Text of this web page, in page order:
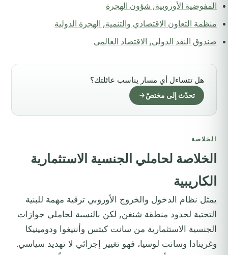
المفوضية الأوروبية, شؤون الهجرة
منظمة التعاون الاقتصادي والتنمية, الهجرة الدولية
صندوق النقد الدولي, الاقتصاد العالمي
هل تتساءل أي مسار يناسب عائلتك؟
تحدّث إلى مختصّ
الخلاصة
الخلاصة لحاملي الجنسية الاستثمارية
الكاريبية
يمثل نظام الدخول والخروج الأوروبي ترقية مهمة للبنية
التحتية لحدود منطقة شنغن, لكن بالنسبة لحاملي جوازات
الجنسية الاستثمارية من سانت كيتس وأنتيغوا ودومينيكا
وغرينادا وسانت لوسيا، فهو تغيير إجرائي لا تهديد سياسي.